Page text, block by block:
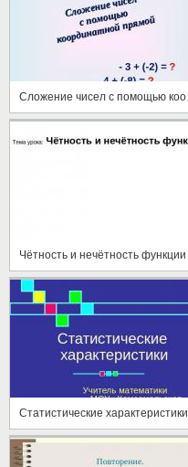
Чётность и нечётность функции
Статистические характеристики